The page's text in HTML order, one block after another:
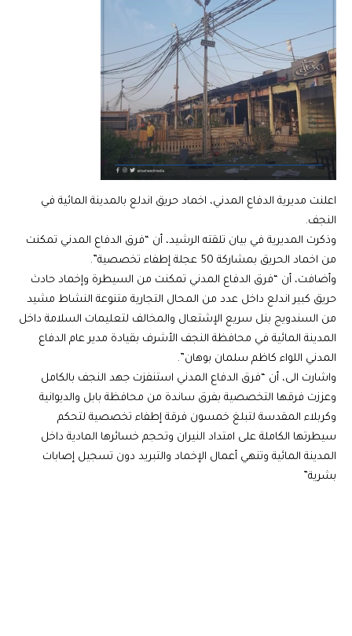
اعلنت مديرية الدفاع المدني، اخماد حريق اندلع بالمدينة المائية في
النجف.
وذكرت المديرية في بيان تلقته الرشيد، أن “فرق الدفاع المدني تمكنت
من اخماد الحريق بمشاركة 50 عجلة إطفاء تخصصية”.
وأضافت، أن “فرق الدفاع المدني تمكنت من السيطرة وإخماد حادث
حريق كبير اندلع داخل عدد من المحال التجارية متنوعة النشاط مشيد
من السندويج بنل سريع الإشتعال والمخالف لتعليمات السلامة داخل
المدينة المائية في محافظة النجف الأشرف بقيادة مدير عام الدفاع
المدني اللواء كاظم سلمان بوهان”.
واشارت الى، أن “فرق الدفاع المدني استنفزت جهد النجف بالكامل
وعززت فرقها التخصصية بفرق ساندة من محافظة بابل والديوانية
وكربلاء المقدسة لتبلغ خمسون فرقة إطفاء تخصصية لتحكم
سيطرتها الكاملة على امتداد النيران وتحجم خسائرها المادية داخل
المدينة المائية وتنهي أعمال الإخماد والتبريد دون تسجيل إصابات
بشرية”